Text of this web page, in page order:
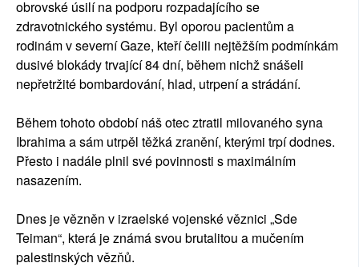
obrovské úsilí na podporu rozpadajícího se
zdravotnického systému. Byl oporou pacientům a
rodinám v severní Gaze, kteří čelili nejtěžším podmínkám
dusivé blokády trvající 84 dní, během nichž snášeli
nepřetržité bombardování, hlad, utrpení a strádání.
Během tohoto období náš otec ztratil milovaného syna
Ibrahima a sám utrpěl těžká zranění, kterými trpí dodnes.
Přesto i nadále plnil své povinnosti s maximálním
nasazením.
Dnes je vězněn v izraelské vojenské věznici „Sde
Teiman“, která je známá svou brutalitou a mučením
palestinských vězňů.